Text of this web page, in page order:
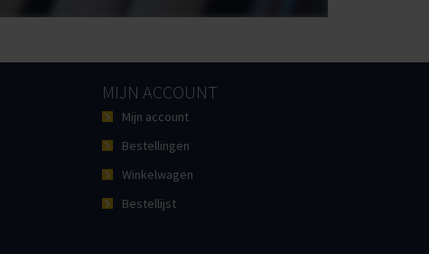
MIJN ACCOUNT
Mijn account
Bestellingen
Winkelwagen
Bestellijst